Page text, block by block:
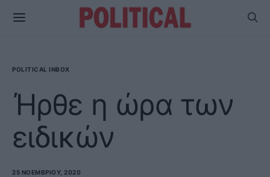
POLITICAL INBOX
Ήρθε η ώρα των
ειδικών
25 ΝΟΕΜΒΡΊΟΥ, 2020